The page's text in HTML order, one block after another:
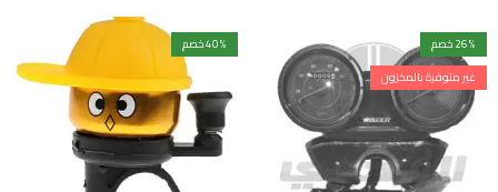
26% خصم
غير متوفرة بالمخزون
40% خصم